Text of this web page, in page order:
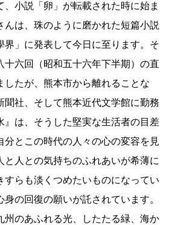
、小説「卵」が転載された時に始ま
んは、珠のように磨かれた短篇小説
界」に発表して今日に至ります。そ
十六回（昭和五十六年下半期）の直
したが、熊本市から離れることな
聞社、そして熊本近代文学館に勤務
』は、そうした堅実な生活者の目差
分とこの時代の人々の心の変容を見
と人との気持ちのふれあいが希薄に
すらも淡くつめたいものになってい
身の回復の願いが託されています。
州のあふれる光、したたる緑、海か